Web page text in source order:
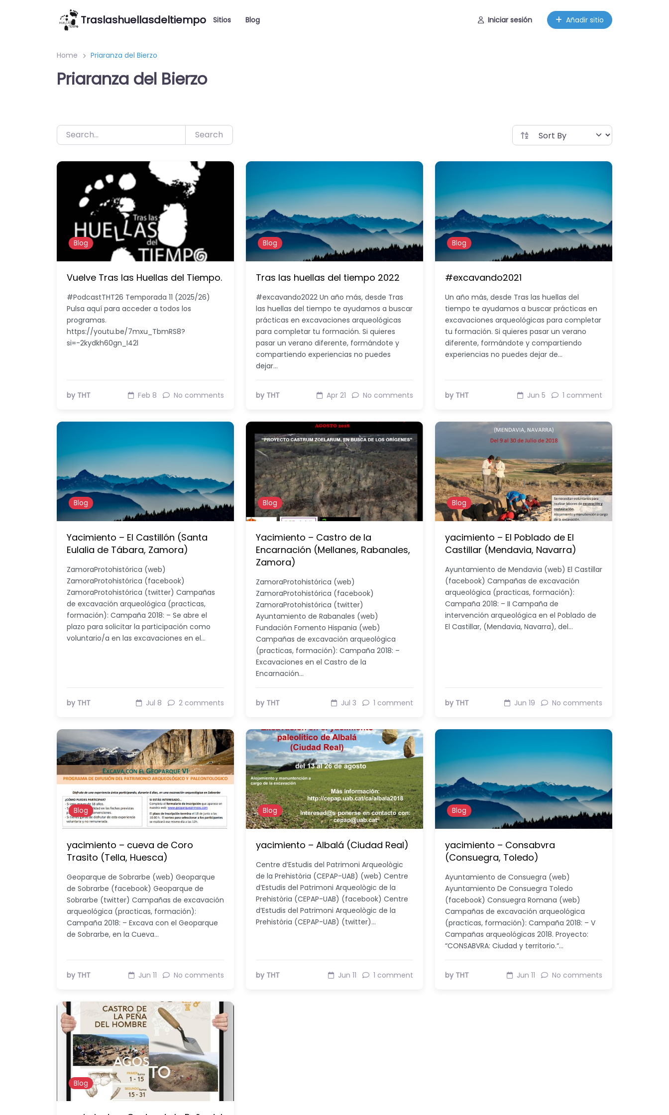
Traslashuellasdeltiempo Sitios Blog Iniciar sesión Añadir sitio
Home Priaranza del Bierzo
Priaranza del Bierzo
Search
Blog
Vuelve Tras las Huellas del Tiempo.
#PodcastTHT26 Temporada 11 (2025/26)
Pulsa aquí para acceder a todos los
programas.
https://youtu.be/7mxu_TbmRS8?
si=-2kydkh60gn_I42l
by THT Feb 8 No comments
Blog
Tras las huellas del tiempo 2022
#excavando2022 Un año más, desde Tras
las huellas del tiempo te ayudamos a buscar
prácticas en excavaciones arqueológicas
para completar tu formación. Si quieres
pasar un verano diferente, formándote y
compartiendo experiencias no puedes
dejar…
by THT Apr 21 No comments
Blog
#excavando2021
Un año más, desde Tras las huellas del
tiempo te ayudamos a buscar prácticas en
excavaciones arqueológicas para completar
tu formación. Si quieres pasar un verano
diferente, formándote y compartiendo
experiencias no puedes dejar de…
by THT Jun 5 1 comment
Blog
Yacimiento – El Castillón (Santa
Eulalia de Tábara, Zamora)
ZamoraProtohistórica (web)
ZamoraProtohistórica (facebook)
ZamoraProtohistórica (twitter) Campañas
de excavación arqueológica (practicas,
formación): Campaña 2018: – Se abre el
plazo para solicitar la participación como
voluntario/a en las excavaciones en el…
by THT Jul 8 2 comments
Blog
Yacimiento – Castro de la
Encarnación (Mellanes, Rabanales,
Zamora)
ZamoraProtohistórica (web)
ZamoraProtohistórica (facebook)
ZamoraProtohistórica (twitter)
Ayuntamiento de Rabanales (web)
Fundación Fomento Hispania (web)
Campañas de excavación arqueológica
(practicas, formación): Campaña 2018: –
Excavaciones en el Castro de la
Encarnación…
by THT Jul 3 1 comment
Blog
yacimiento – El Poblado de El
Castillar (Mendavia, Navarra)
Ayuntamiento de Mendavia (web) El Castillar
(facebook) Campañas de excavación
arqueológica (practicas, formación):
Campaña 2018: – II Campaña de
intervención arqueológica en el Poblado de
El Castillar, (Mendavia, Navarra), del…
by THT Jun 19 No comments
Blog
yacimiento – cueva de Coro
Trasito (Tella, Huesca)
Geoparque de Sobrarbe (web) Geoparque
de Sobrarbe (facebook) Geoparque de
Sobrarbe (twitter) Campañas de excavación
arqueológica (practicas, formación):
Campaña 2018: – Excava con el Geoparque
de Sobrarbe, en la Cueva…
by THT Jun 11 No comments
Blog
yacimiento – Albalá (Ciudad Real)
Centre d’Estudis del Patrimoni Arqueològic
de la Prehistòria (CEPAP-UAB) (web) Centre
d’Estudis del Patrimoni Arqueològic de la
Prehistòria (CEPAP-UAB) (facebook) Centre
d’Estudis del Patrimoni Arqueològic de la
Prehistòria (CEPAP-UAB) (twitter)…
by THT Jun 11 1 comment
Blog
yacimiento – Consabvra
(Consuegra, Toledo)
Ayuntamiento de Consuegra (web)
Ayuntamiento De Consuegra Toledo
(facebook) Consuegra Romana (web)
Campañas de excavación arqueológica
(practicas, formación): Campaña 2018: – V
Campañas arqueológicas 2018. Proyecto:
“CONSABVRA: Ciudad y territorio.“…
by THT Jun 11 No comments
Blog